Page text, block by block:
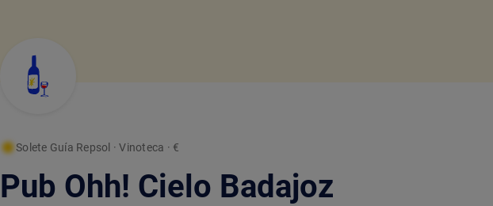
Solete Guía Repsol · Vinoteca · €
Pub Ohh! Cielo Badajoz